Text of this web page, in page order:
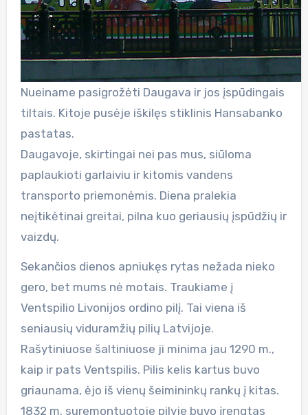
Nueiname pasigrožėti Daugava ir jos įspūdingais
tiltais. Kitoje pusėje iškilęs stiklinis Hansabanko
pastatas.
Daugavoje, skirtingai nei pas mus, siūloma
paplaukioti garlaiviu ir kitomis vandens
transporto priemonėmis. Diena pralekia
neįtikėtinai greitai, pilna kuo geriausių įspūdžių ir
vaizdų.
Sekančios dienos apniukęs rytas nežada nieko
gero, bet mums nė motais. Traukiame į
Ventspilio Livonijos ordino pilį. Tai viena iš
seniausių viduramžių pilių Latvijoje.
Rašytiniuose šaltiniuose ji minima jau 1290 m.,
kaip ir pats Ventspilis. Pilis kelis kartus buvo
griaunama, ėjo iš vienų šeimininkų rankų į kitas.
1832 m. suremontuotoje pilyje buvo įrengtas